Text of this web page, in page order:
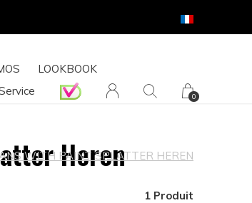
LOOKBOOK
0
Heren
WITH PAINT SPLATTER HEREN
1 Produit